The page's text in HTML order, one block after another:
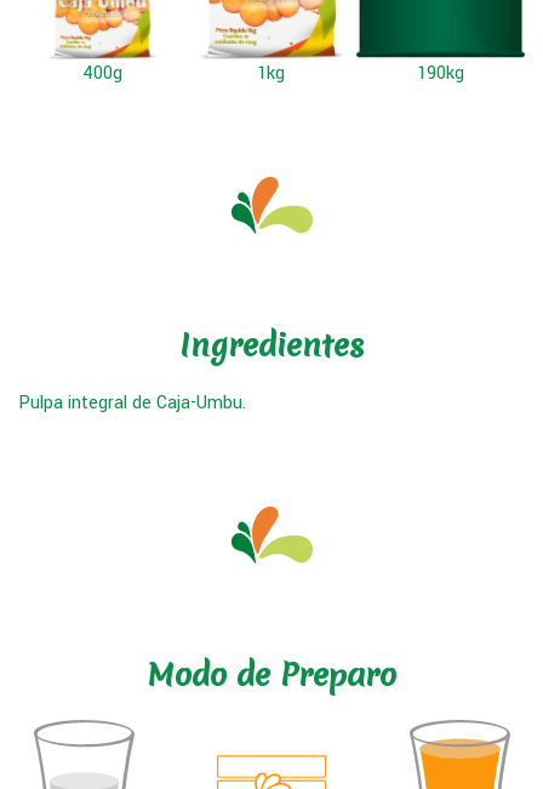
400g 1kg 190kg
Ingredientes
Pulpa integral de Caja-Umbu.
Modo de Preparo